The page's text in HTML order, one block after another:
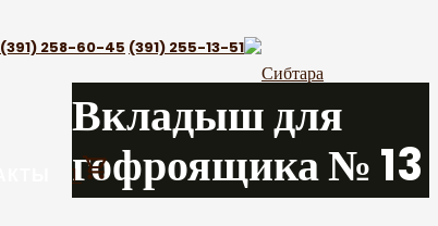
(391) 258-60-45 (391) 255-13-51
1
Вкладыш для
гофроящика № 13